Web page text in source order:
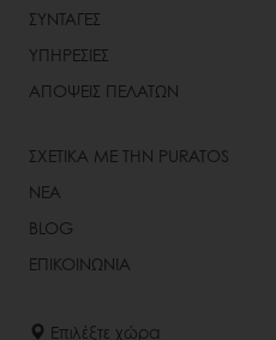
ΣΥΝΤΑΓΕΣ
ΥΠΗΡΕΣΙΕΣ
ΑΠΟΨΕΙΣ ΠΕΛΑΤΩΝ
ΣΧΕΤΙΚΑ ΜΕ ΤΗΝ PURATOS
ΝΕΑ
BLOG
ΕΠΙΚΟΙΝΩΝΙΑ
Επιλέξτε χώρα